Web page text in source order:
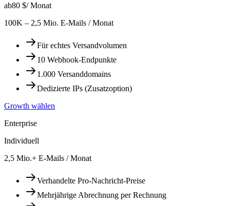
ab80 $/ Monat
100K – 2,5 Mio. E-Mails / Monat
Für echtes Versandvolumen
10 Webhook-Endpunkte
1.000 Versanddomains
Dedizierte IPs (Zusatzoption)
Growth wählen
Enterprise
Individuell
2,5 Mio.+ E-Mails / Monat
Verhandelte Pro-Nachricht-Preise
Mehrjährige Abrechnung per Rechnung